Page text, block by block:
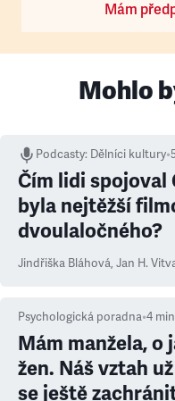
Mám
Mohlo
Podcasty: Dělníci kultury•
Čím lidi spojoval
byla nejtěžší
dvoulaločného?
Jindřiška Bláhová, Jan H.
Psychologická poradna•4
Mám manžela, o
žen. Náš vztah
se ještě